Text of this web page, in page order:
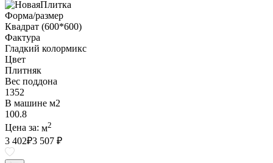
Форма/размер
Квадрат (600*600)
Фактура
Гладкий колормикс
Цвет
Плитняк
Вес поддона
1352
В машине м2
100.8
Цена за: м2
3 402₽3 507 ₽